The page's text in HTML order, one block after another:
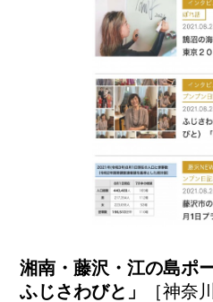
湘南・藤沢・江の島ポ
ふじさわびと」
［神奈